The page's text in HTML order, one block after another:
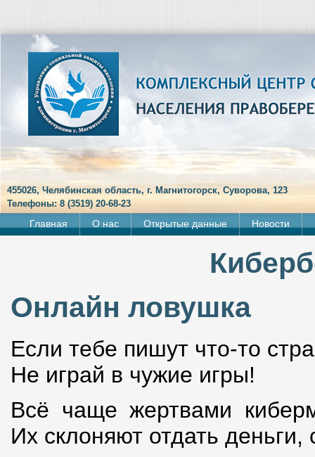
455026, Челябинская область, г. Магнитогорск, Суворова, 123
Телефоны: 8 (3519) 20-68-23
Главная О нас Открытые данные Новости
Онлайн ловушка
Если тебе пишут что-то
Не играй в чужие игры!
Всё чаще жертвами
Их склоняют отдать